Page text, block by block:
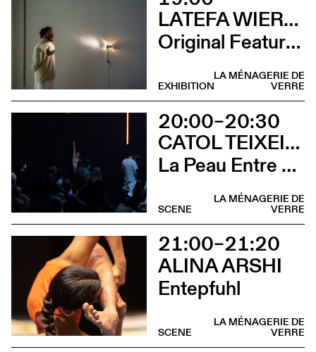
LATEFA WIERSCH
Original Features
LA MÉNAGERIE DE
VERRE
EXHIBITION
20:00–20:30
CATOL TEIXEIRA
La Peau Entre Les Doigts
LA MÉNAGERIE DE
VERRE
SCENE
21:00–21:20
ALINA ARSHI
Entepfuhl
LA MÉNAGERIE DE
VERRE
SCENE